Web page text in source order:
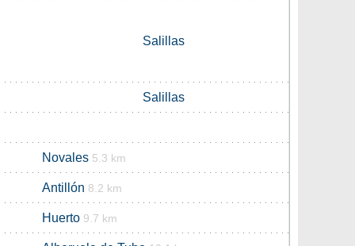
Salillas
Salillas
Novales 5.3 km
Antillón 8.2 km
Huerto 9.7 km